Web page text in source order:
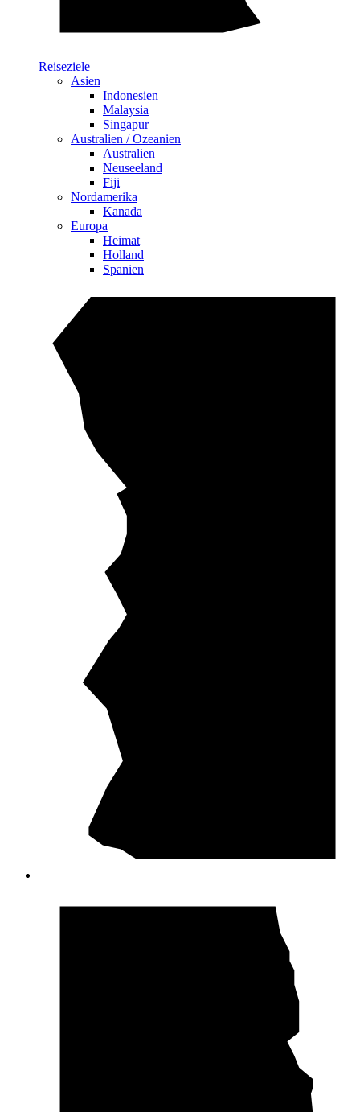
Reiseziele
Asien
Indonesien
Malaysia
Singapur
Australien / Ozeanien
Australien
Neuseeland
Fiji
Nordamerika
Kanada
Europa
Heimat
Holland
Spanien